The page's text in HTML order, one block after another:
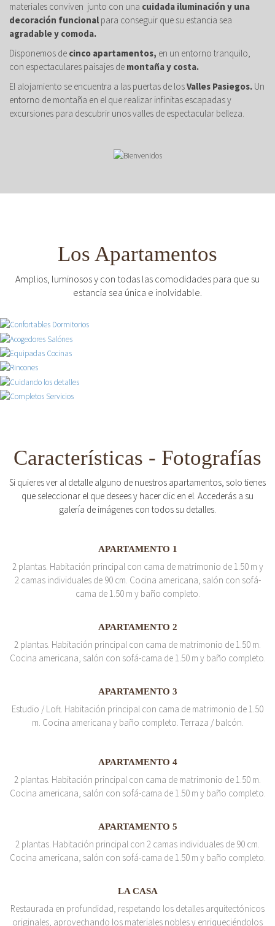
materiales conviven junto con una cuidada iluminación y una
decoración funcional para conseguir que su estancia sea
agradable y comoda.
Disponemos de cinco apartamentos, en un entorno tranquilo,
con espectaculares paisajes de montaña y costa.
El alojamiento se encuentra a las puertas de losValles Pasiegos. Un
entorno de montaña en el que realizar infinitas escapadas y
excursiones para descubrir unos valles de espectacular belleza.
Los Apartamentos
Amplios, luminosos y con todas las comodidades para que su
estancia sea única e inolvidable.
Características - Fotografías
Si quieres ver al detalle alguno de nuestros apartamentos, solo tienes
que seleccionar el que desees y hacer clic en el. Accederás a su
galería de imágenes con todos su detalles.
APARTAMENTO 1
2 plantas. Habitación principal con cama de matrimonio de 1.50 m y
2 camas individuales de 90 cm. Cocina americana, salón con sofá-
cama de 1.50 m y baño completo.
APARTAMENTO 2
2 plantas. Habitación principal con cama de matrimonio de 1.50 m.
Cocina americana, salón con sofá-cama de 1.50 m y baño completo.
APARTAMENTO 3
Estudio / Loft. Habitación principal con cama de matrimonio de 1.50
m. Cocina americana y baño completo. Terraza / balcón.
APARTAMENTO 4
2 plantas. Habitación principal con cama de matrimonio de 1.50 m.
Cocina americana, salón con sofá-cama de 1.50 m y baño completo.
APARTAMENTO 5
2 plantas. Habitación principal con 2 camas individuales de 90 cm.
Cocina americana, salón con sofá-cama de 1.50 m y baño completo.
LA CASA
Restaurada en profundidad, respetando los detalles arquitectónicos
originales, aprovechando los materiales nobles y enriqueciéndolos